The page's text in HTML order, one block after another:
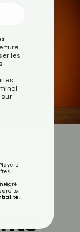
les
droits,
.